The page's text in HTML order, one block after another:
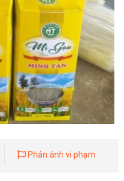
Phản ánh vi phạm